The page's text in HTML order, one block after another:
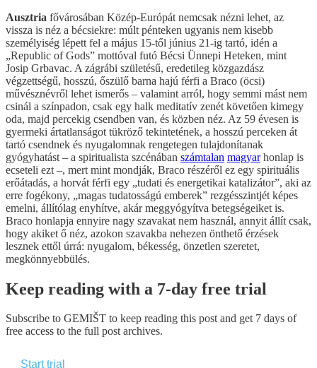
Ausztria fővárosában Közép-Európát nemcsak nézni lehet, az
vissza is néz a bécsiekre: múlt pénteken ugyanis nem kisebb
személyiség lépett fel a május 15-től június 21-ig tartó, idén a
„Republic of Gods” mottóval futó Bécsi Ünnepi Heteken, mint
Josip Grbavac. A zágrábi születésű, eredetileg közgazdász
végzettségű, hosszú, őszülő barna hajú férfi a Braco (öcsi)
művésznévről lehet ismerős – valamint arról, hogy semmi mást nem
csinál a színpadon, csak egy halk meditatív zenét követően kimegy
oda, majd percekig csendben van, és közben néz. Az 59 évesen is
gyermeki ártatlanságot tükröző tekintetének, a hosszú perceken át
tartó csendnek és nyugalomnak rengetegen tulajdonítanak
gyógyhatást – a spiritualista szcénában számtalan magyarhonlap is
ecseteli ezt –, mert mint mondják, Braco részéről ez egy spirituális
erőátadás, a horvát férfi egy „tudati és energetikai katalizátor”, aki az
erre fogékony, „magas tudatosságú emberek” rezgésszintjét képes
emelni, állítólag enyhítve, akár meggyógyítva betegségeiket is.
Braco honlapja ennyire nagy szavakat nem használ, annyit állít csak,
hogy akiket ő néz, azokon szavakba nehezen önthető érzések
lesznek ettől úrrá: nyugalom, békesség, önzetlen szeretet,
megkönnyebbülés.
Keep reading with a 7-day free trial
Subscribe to GEMIŠT to keep reading this post and get 7 days of
free access to the full post archives.
Start trial